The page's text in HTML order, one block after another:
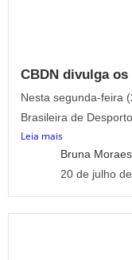
CBDN divulga
Nesta segunda-feira
Brasileira de
Leia mais
Bruna Moraes
20 de julho